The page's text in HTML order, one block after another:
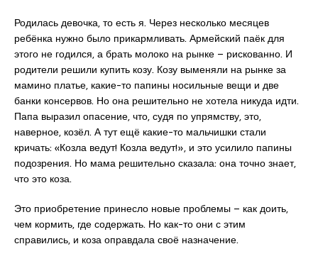
Родилась девочка, то есть я. Через несколько месяцев
ребёнка нужно было прикармливать. Армейский паёк для
этого не годился, а брать молоко на рынке – рискованно. И
родители решили купить козу. Козу выменяли на рынке за
мамино платье, какие-то папины носильные вещи и две
банки консервов. Но она решительно не хотела никуда идти.
Папа выразил опасение, что, судя по упрямству, это,
наверное, козёл. А тут ещё какие-то мальчишки стали
кричать: «Козла ведут! Козла ведут!», и это усилило папины
подозрения. Но мама решительно сказала: она точно знает,
что это коза.
Это приобретение принесло новые проблемы – как доить,
чем кормить, где содержать. Но как-то они с этим
справились, и коза оправдала своё назначение.